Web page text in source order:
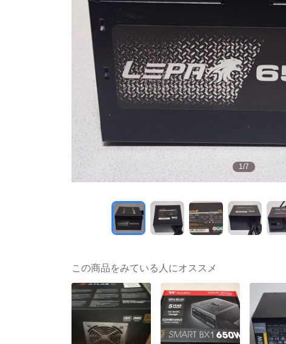
1/7
この商品をみている人にオススメ